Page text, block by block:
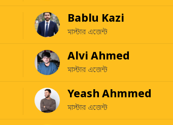
Bablu Kazi
মাস্টার এজেন্ট
Alvi Ahmed
মাস্টার এজেন্ট
Yeash Ahmmed
মাস্টার এজেন্ট